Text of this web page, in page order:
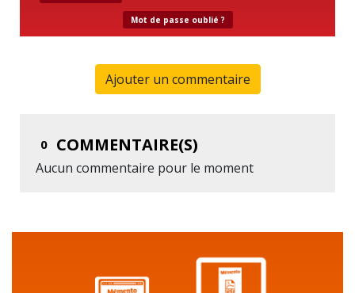
Mot de passe oublié ?
Ajouter un commentaire
0 COMMENTAIRE(S)
Aucun commentaire pour le moment